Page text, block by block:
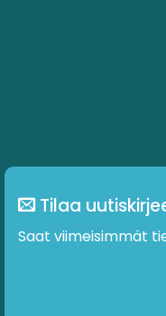
Tilaa
Saat viimeisimmät